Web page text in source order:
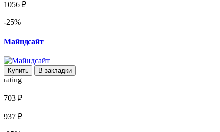
1056 ₽
-25%
Майндсайт
Купить В закладки
rating
703 ₽
937 ₽